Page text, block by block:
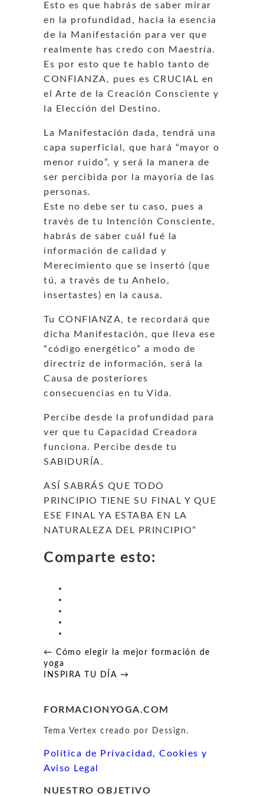
Esto es que habrás de saber mirar
en la profundidad, hacia la esencia
de la Manifestación para ver que
realmente has credo con Maestría.
Es por esto que te hablo tanto de
CONFIANZA, pues es CRUCIAL en
el Arte de la Creación Consciente y
la Elección del Destino.
La Manifestación dada, tendrá una
capa superficial, que hará “mayor o
menor ruido”, y será la manera de
ser percibida por la mayoria de las
personas.
Este no debe ser tu caso, pues a
través de tu Intención Consciente,
habrás de saber cuál fué la
información de calidad y
Merecimiento que se insertó (que
tú, a través de tu Anhelo,
insertastes) en la causa.
Tu CONFIANZA, te recordará que
dicha Manifestación, que lleva ese
“código energético” a modo de
directriz de información, será la
Causa de posteriores
consecuencias en tu Vida.
Percibe desde la profundidad para
ver que tu Capacidad Creadora
funciona. Percibe desde tu
SABIDURÍA.
ASÍ SABRÁS QUE TODO
PRINCIPIO TIENE SU FINAL Y QUE
ESE FINAL YA ESTABA EN LA
NATURALEZA DEL PRINCIPIO”
Comparte esto:
Navegación
de
entradas
← Cómo elegir la mejor formación de
yoga
INSPIRA TU DÍA →
FORMACIONYOGA.COM
Tema Vertex creado por Dessign.
Política de Privacidad, Cookies y
Aviso Legal
NUESTRO OBJETIVO